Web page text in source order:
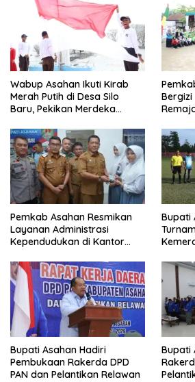
Wabup Asahan Ikuti Kirab
Merah Putih di Desa Silo
Baru, Pekikan Merdeka
Bergizi
Pemkab Asahan Resmikan
Layanan Administrasi
Kependudukan di Kantor
Bupati
0208/
Bupati Asahan Hadiri
Pembukaan Rakerda DPD
PAN dan Pelantikan Relawan
Bupati